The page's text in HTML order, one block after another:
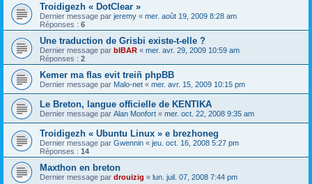
Troidigezh « DotClear »
Dernier message par jeremy « mer. août 19, 2009 8:28 am
Réponses : 6
Une traduction de Grisbi existe-t-elle ?
Dernier message par bIBAR « mer. avr. 29, 2009 10:59 am
Réponses : 2
Kemer ma flas evit treiñ phpBB
Dernier message par Malo-net « mer. avr. 15, 2009 10:15 pm
Le Breton, langue officielle de KENTIKA
Dernier message par Alan Monfort « mer. oct. 22, 2008 9:35 am
Troidigezh « Ubuntu Linux » e brezhoneg
Dernier message par Gwennin « jeu. oct. 16, 2008 5:27 pm
Réponses : 14
Maxthon en breton
Dernier message par drouizig « lun. juil. 07, 2008 7:44 pm